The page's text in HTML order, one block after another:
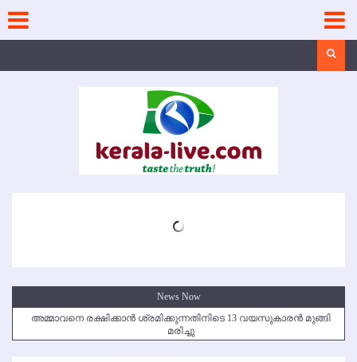
content
News Now
അമ്മാവനെ രക്ഷിക്കാന്‍ ശ്രമിക്കുന്നതിനിടെ 13 വയസുകാരന്‍ മുങ്ങി
മരിച്ചു